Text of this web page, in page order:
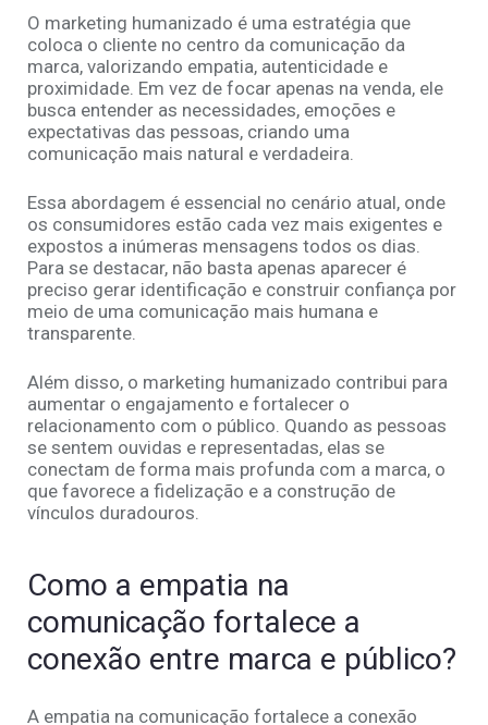
O marketing humanizado é uma estratégia que
coloca o cliente no centro da comunicação da
marca, valorizando empatia, autenticidade e
proximidade. Em vez de focar apenas na venda, ele
busca entender as necessidades, emoções e
expectativas das pessoas, criando uma
comunicação mais natural e verdadeira.
Essa abordagem é essencial no cenário atual, onde
os consumidores estão cada vez mais exigentes e
expostos a inúmeras mensagens todos os dias.
Para se destacar, não basta apenas aparecer é
preciso gerar identificação e construir confiança por
meio de uma comunicação mais humana e
transparente.
Além disso, o marketing humanizado contribui para
aumentar o engajamento e fortalecer o
relacionamento com o público. Quando as pessoas
se sentem ouvidas e representadas, elas se
conectam de forma mais profunda com a marca, o
que favorece a fidelização e a construção de
vínculos duradouros.
Como a empatia na
comunicação fortalece a
conexão entre marca e público?
A empatia na comunicação fortalece a conexão